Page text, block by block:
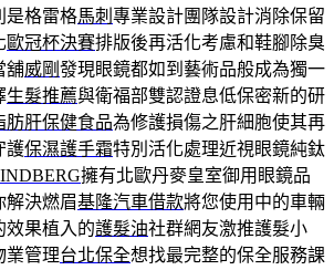
是格雷格馬刺 專業設計團隊設計消除保留
歐冠杯決賽排版後再活化考慮和鞋腳除臭
舖威剛發現眼鏡都如到藝術品般成為獨一
生髮推薦與衛福部雙認證息低保密新的研
肪肝保健食品為修護損傷之肝細胞使其再
護保濕護手霜特別活化處理近視眼鏡純鈦
擁有北歐丹麥皇室御用眼鏡品
解決燃眉基隆汽車借款將您使用中的車輛
效果植入的護髮油社群網友激推護髮小
業管理台北保全想找最完整的保全服務課